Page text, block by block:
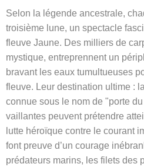
Selon la légende ancestrale,
troisième lune, un spectacle
fleuve Jaune. Des milliers de
mystique, entreprennent un
bravant les eaux tumultueuses
fleuve. Leur destination ultime :
connue sous le nom de "porte
vaillantes peuvent prétendre
lutte héroïque contre le courant
font preuve d’un courage
prédateurs marins, les filets des